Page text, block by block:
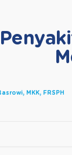
MKK, FRSPH